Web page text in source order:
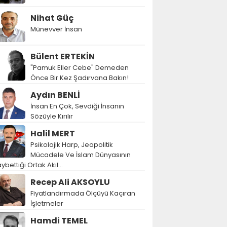
Nihat Güç
Münevver İnsan
Bülent ERTEKİN
"Pamuk Eller Cebe" Demeden
Önce Bir Kez Şadırvana Bakın!
Aydın BENLİ
İnsan En Çok, Sevdiği İnsanın
Sözüyle Kırılır
Halil MERT
Psikolojik Harp, Jeopolitik
Mücadele Ve İslam Dünyasının
Ortak Akıl…
Recep Ali AKSOYLU
Fiyatlandırmada Ölçüyü Kaçıran
İşletmeler
Hamdi TEMEL